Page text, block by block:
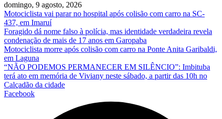
domingo, 9 agosto, 2026
Motociclista vai parar no hospital após colisão com carro na SC-
437, em Imaruí
Foragido dá nome falso à polícia, mas identidade verdadeira revela
condenação de mais de 17 anos em Garopaba
Motociclista morre após colisão com carro na Ponte Anita Garibaldi,
em Laguna
“NÃO PODEMOS PERMANECER EM SILÊNCIO”: Imbituba
terá ato em memória de Viviany neste sábado, a partir das 10h no
Calçadão da cidade
Facebook